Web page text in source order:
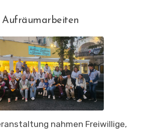
Aufräumarbeiten
nahmen Freiwillige,